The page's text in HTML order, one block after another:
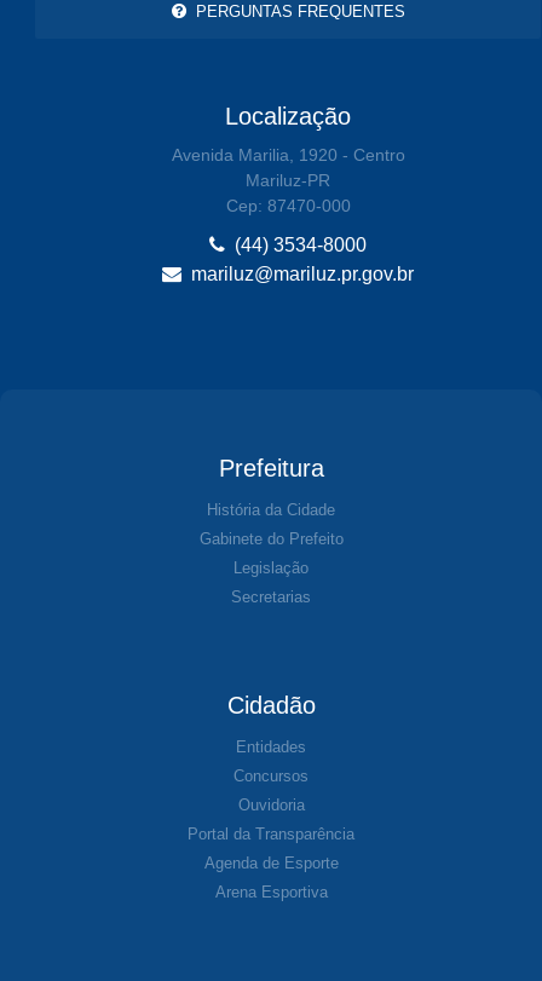
PERGUNTAS FREQUENTES
Localização
Avenida Marilia, 1920 - Centro
Mariluz-PR
Cep: 87470-000
(44) 3534-8000
mariluz@mariluz.pr.gov.br
Prefeitura
História da Cidade
Gabinete do Prefeito
Legislação
Secretarias
Cidadão
Entidades
Concursos
Ouvidoria
Portal da Transparência
Agenda de Esporte
Arena Esportiva